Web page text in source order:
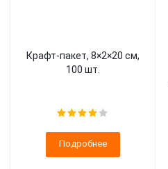
Крафт-пакет, 8×2×20 см,
100 шт.
Подробнее